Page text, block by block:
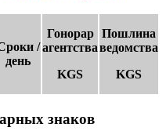
/
день
Гонорар
агентства
KGS
Пошлина
ведомства
KGS
знаков